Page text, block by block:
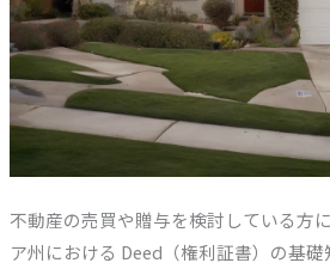
不動産の売買や贈与を検討している方
ア州における Deed（権利証書）の基